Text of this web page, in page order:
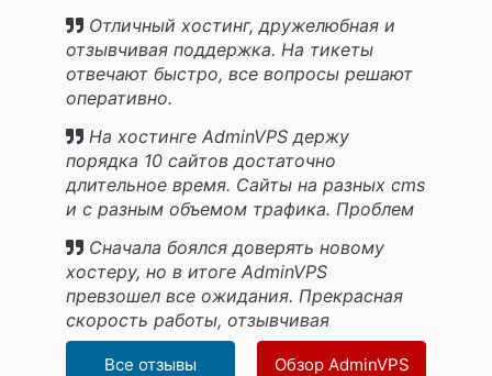
Отличный хостинг, дружелюбная и
отзывчивая поддержка. На тикеты
отвечают быстро, все вопросы решают
оперативно.
На хостинге AdminVPS держу
порядка 10 сайтов достаточно
длительное время. Сайты на разных cms
и с разным объемом трафика. Проблем
Сначала боялся доверять новому
хостеру, но в итоге AdminVPS
превзошел все ожидания. Прекрасная
скорость работы, отзывчивая
поддержка и безопасность данных.
Все отзывы Обзор AdminVPS